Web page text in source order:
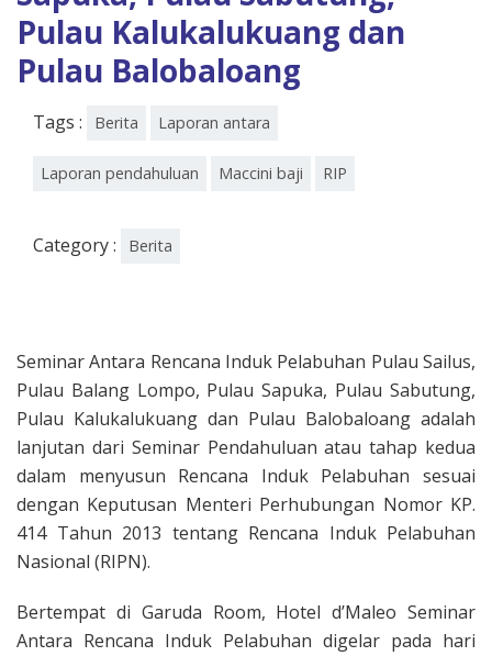
Pulau Kalukalukuang dan
Pulau Balobaloang
Tags : Berita Laporan antara
Laporan pendahuluan Maccini baji RIP
Category : Berita
Seminar Antara Rencana Induk Pelabuhan Pulau Sailus,
Pulau Balang Lompo, Pulau Sapuka, Pulau Sabutung,
Pulau Kalukalukuang dan Pulau Balobaloang adalah
lanjutan dari Seminar Pendahuluan atau tahap kedua
dalam menyusun Rencana Induk Pelabuhan sesuai
dengan Keputusan Menteri Perhubungan Nomor KP.
414 Tahun 2013 tentang Rencana Induk Pelabuhan
Nasional (RIPN).
Bertempat di Garuda Room, Hotel d’Maleo Seminar
Antara Rencana Induk Pelabuhan digelar pada hari